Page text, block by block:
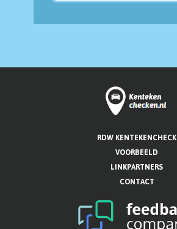
RDW KENTEKENCHECK
VOORBEELD
LINKPARTNERS
CONTACT